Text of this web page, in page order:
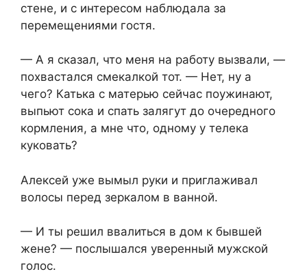
стене, и с интересом наблюдала за
перемещениями гостя.
— А я сказал, что меня на работу вызвали, —
похвастался смекалкой тот. — Нет, ну а
чего? Катька с матерью сейчас поужинают,
выпьют сока и спать залягут до очередного
кормления, а мне что, одному у телека
куковать?
Алексей уже вымыл руки и приглаживал
волосы перед зеркалом в ванной.
— И ты решил ввалиться в дом к бывшей
жене? — послышался уверенный мужской
голос.